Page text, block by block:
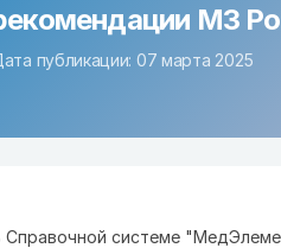
МЗ
публикации: 07 марта 2025
Справочной системе